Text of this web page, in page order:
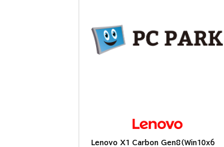
Lenovo X1 Carbon Gen8(Win10x6